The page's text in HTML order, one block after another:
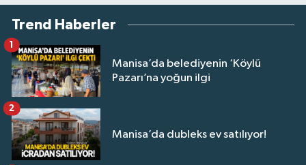
Trend Haberler
Manisa’da belediyenin ‘Köylü
Pazarı’na yoğun ilgi
1
Manisa’da dubleks ev satılıyor!
2